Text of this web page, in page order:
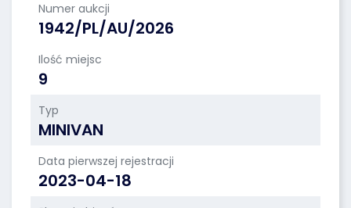
Numer aukcji
1942/PL/AU/2026
Ilość miejsc
9
Typ
MINIVAN
Data pierwszej rejestracji
2023-04-18